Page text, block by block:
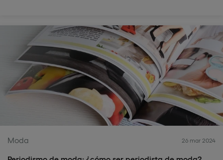
Moda 26 mar 2024